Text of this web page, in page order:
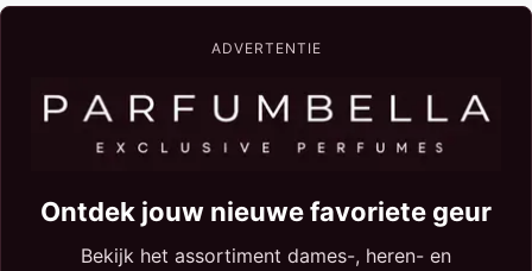
ADVERTENTIE
Ontdek jouw nieuwe favoriete geur
Bekijk het assortiment dames-, heren- en